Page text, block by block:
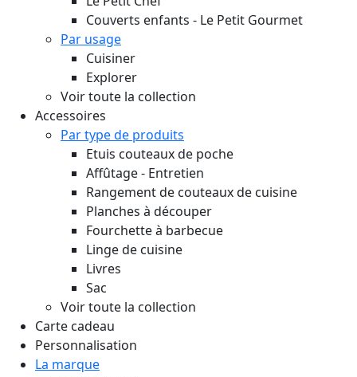
Couverts enfants - Le Petit Gourmet
Par usage
Cuisiner
Explorer
Voir toute la collection
Accessoires
Par type de produits
Etuis couteaux de poche
Affûtage - Entretien
Rangement de couteaux de cuisine
Planches à découper
Fourchette à barbecue
Linge de cuisine
Livres
Sac
Voir toute la collection
Carte cadeau
Personnalisation
La marque